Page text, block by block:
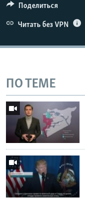
Поделиться
Читать без VPN
ПО ТЕМЕ